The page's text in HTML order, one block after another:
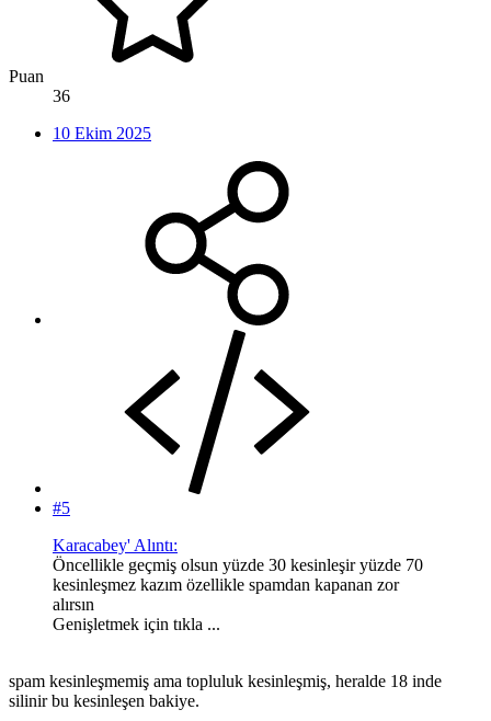
Puan
36
10 Ekim 2025
#5
Karacabey' Alıntı:
Öncellikle geçmiş olsun yüzde 30 kesinleşir yüzde 70
kesinleşmez kazım özellikle spamdan kapanan zor
alırsın
Genişletmek için tıkla ...
spam kesinleşmemiş ama topluluk kesinleşmiş, heralde 18 inde
silinir bu kesinleşen bakiye.